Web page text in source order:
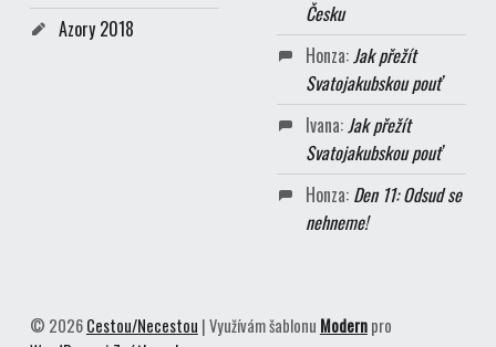
Azory 2018
Česku
Honza:Jak přežít
Svatojakubskou pouť
Ivana:Jak přežít
Svatojakubskou pouť
Honza: Den 11: Odsud se
nehneme!
© 2026Cestou/Necestou |Využívám šablonu Modernpro